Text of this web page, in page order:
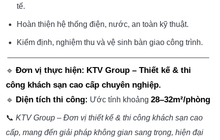
Riêng
Nội thất được thiết kế riêng phù hợp tỷ lệ không gian, đảm
bảo tính cân đối và sang trọng.
Chất liệu da nhung cao cấp cùng tông tím trầm giúp căn
phòng toát lên vẻ ấm cúng, lôi cuốn và tinh tế.
6. Hạng Mục Hoàn Thiện & Trang Trí Bổ Sung